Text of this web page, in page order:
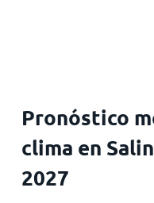
Pronóstico
clima en
2027